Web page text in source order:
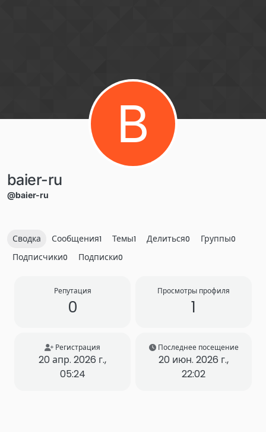
B
baier-ru
@baier-ru
Сводка Сообщения1 Темы1 Делиться0 Группы0
Подписчики0 Подписки0
Репутация
0
Просмотры профиля
1
Регистрация
20 апр. 2026 г.,
05:24
Последнее посещение
20 июн. 2026 г.,
22:02